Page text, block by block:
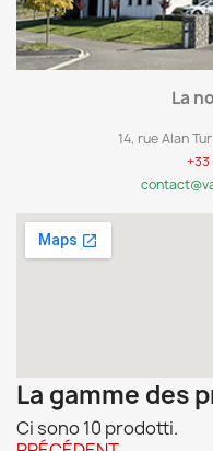
La
14, rue Alan
+33
La gamme des
Ci sono 10 prodotti.